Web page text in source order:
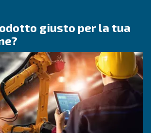
Leggi questo articolo.